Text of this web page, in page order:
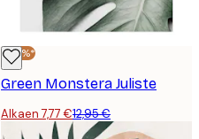
-40%*
Green Monstera Juliste
Alkaen 7,77 €12,95 €